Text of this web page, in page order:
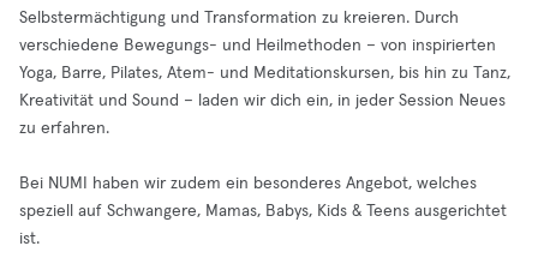
Selbstermächtigung und Transformation zu kreieren. Durch
verschiedene Bewegungs- und Heilmethoden – von inspirierten
Yoga, Barre, Pilates, Atem- und Meditationskursen, bis hin zu Tanz,
Kreativität und Sound – laden wir dich ein, in jeder Session Neues
zu erfahren.
Bei NUMI haben wir zudem ein besonderes Angebot, welches
speziell auf Schwangere, Mamas, Babys, Kids & Teens ausgerichtet
ist.